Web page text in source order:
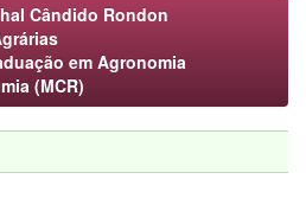
Cândido Rondon
em Agronomia
(MCR)